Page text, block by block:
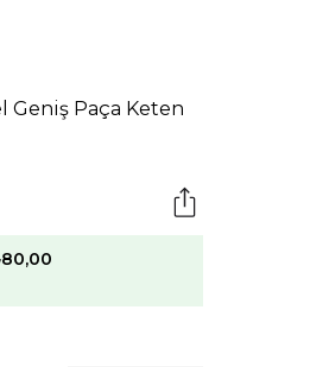
Geniş Paça Keten